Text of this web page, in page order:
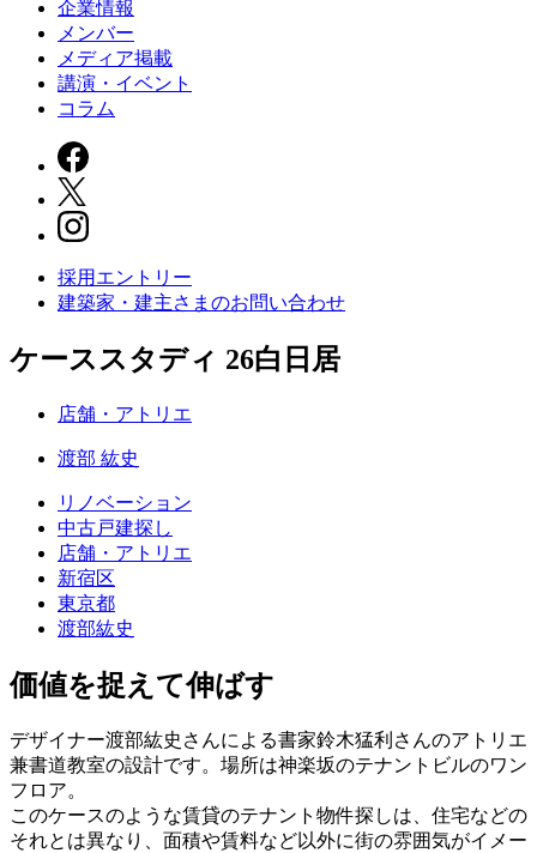
企業情報
メンバー
メディア掲載
講演・イベント
コラム
採用エントリー
建築家・建主さまのお問い合わせ
ケーススタディ 26白日居
店舗・アトリエ
渡部 紘史
リノベーション
中古戸建探し
店舗・アトリエ
新宿区
東京都
渡部紘史
価値を捉えて伸ばす
デザイナー渡部紘史さんによる書家鈴木猛利さんのアトリエ
兼書道教室の設計です。場所は神楽坂のテナントビルのワン
フロア。
このケースのような賃貸のテナント物件探しは、住宅などの
それとは異なり、面積や賃料など以外に街の雰囲気がイメー